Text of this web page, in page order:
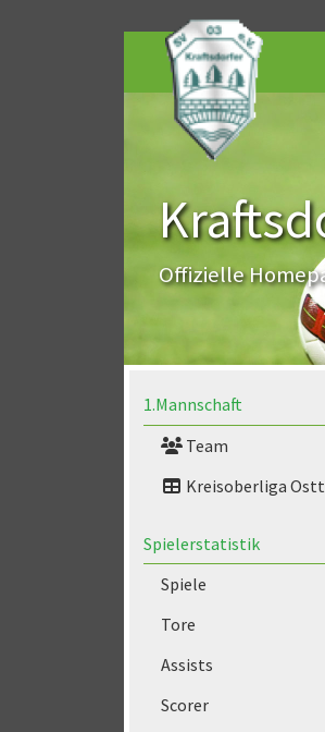
Offizielle
1.Mannschaft
Team
Kreisoberliga
Spielerstatistik
Spiele
Tore
Assists
Scorer